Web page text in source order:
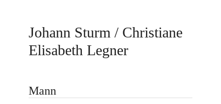
Johann Sturm / Christiane
Elisabeth Legner
Mann